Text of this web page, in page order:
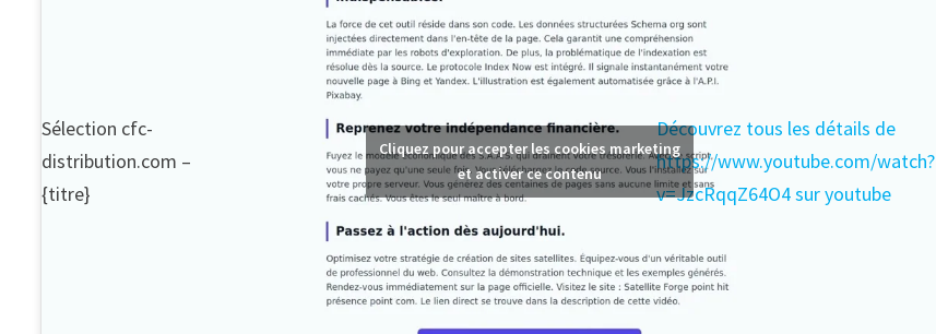
Sélection cfc-
distribution.com –
{titre}
Découvrez tous les détails de
https://www.youtube.com/watch?
v=JzcRqqZ64O4 sur youtube
Cliquez pour accepter les cookies marketing
et activer ce contenu